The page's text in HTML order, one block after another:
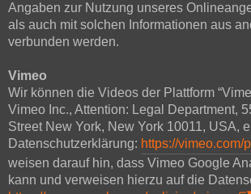
Angaben zur Nutzung unseres
als auch mit solchen Informationen aus
verbunden werden.
Vimeo
Wir können die Videos der Plattform
Vimeo Inc., Attention: Legal Department,
Street New York, New York 10011, USA,
Datenschutzerklärung: https://vimeo.com/
weisen darauf hin, dass Vimeo Google
kann und verweisen hierzu auf die